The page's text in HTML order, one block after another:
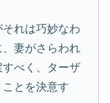
れは巧妙なわ
妻がさらわれ
べく、ターザ
とを決意す